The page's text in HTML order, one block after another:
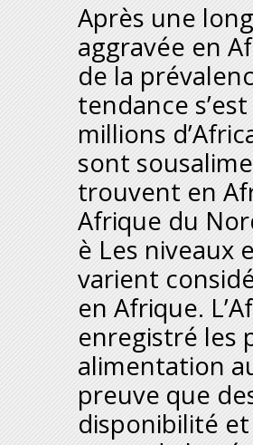
Après une
aggravée en
de la
tendance
millions
sont
trouvent en
Afrique du
è Les niveaux
varient
en Afrique.
enregistré les
alimentation
preuve que
disponibilité et